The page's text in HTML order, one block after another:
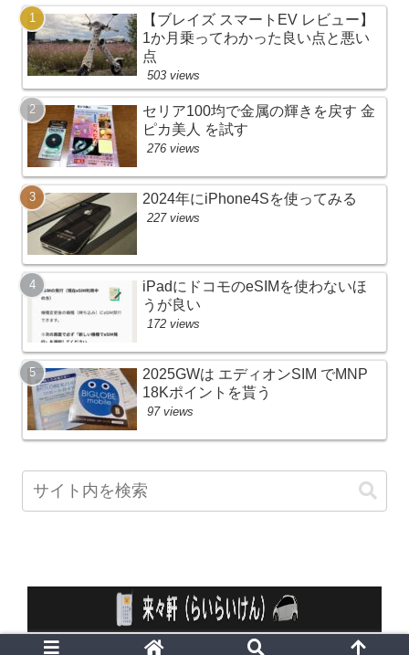
【ブレイズ スマートEV レビュー】
1か月乗ってわかった良い点と悪い
点
503 views
セリア100均で金属の輝きを戻す 金
ピカ美人 を試す
276 views
2024年にiPhone4Sを使ってみる
227 views
iPadにドコモのeSIMを使わないほ
うが良い
172 views
2025GWは エディオンSIM でMNP
18Kポイントを貰う
97 views